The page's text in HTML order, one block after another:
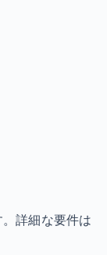
。詳細な要件は